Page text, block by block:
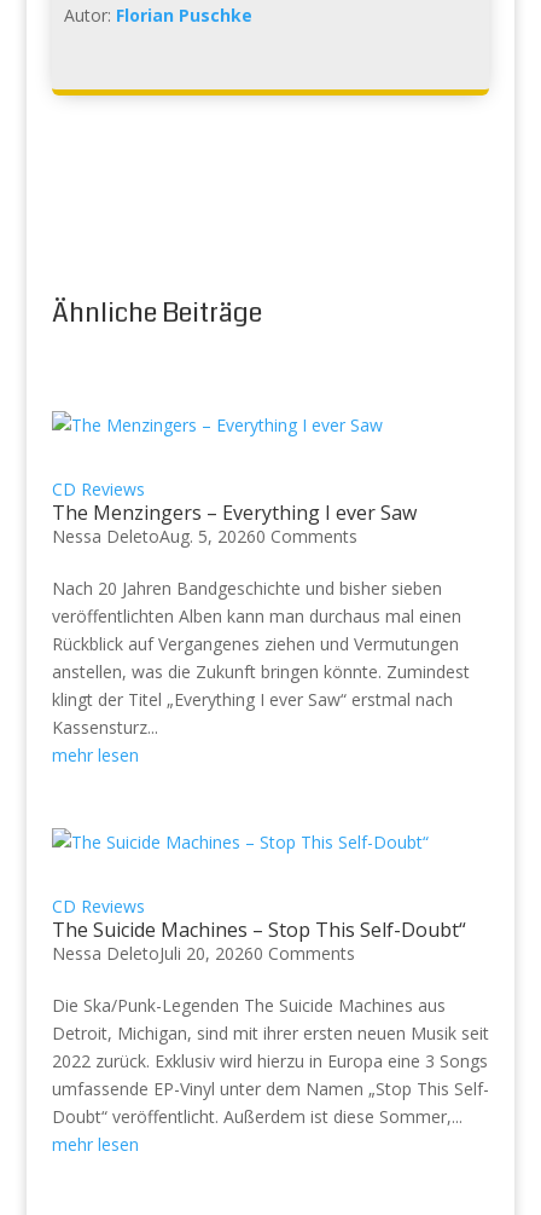
Autor: Florian Puschke
Ähnliche Beiträge
CD Reviews
The Menzingers – Everything I ever Saw
Nessa DeletoAug. 5, 20260 Comments
Nach 20 Jahren Bandgeschichte und bisher sieben
veröffentlichten Alben kann man durchaus mal einen
Rückblick auf Vergangenes ziehen und Vermutungen
anstellen, was die Zukunft bringen könnte. Zumindest
klingt der Titel „Everything I ever Saw“ erstmal nach
Kassensturz...
mehr lesen
CD Reviews
The Suicide Machines – Stop This Self-Doubt“
Nessa DeletoJuli 20, 20260 Comments
Die Ska/Punk-Legenden The Suicide Machines aus
Detroit, Michigan, sind mit ihrer ersten neuen Musik seit
2022 zurück. Exklusiv wird hierzu in Europa eine 3 Songs
umfassende EP-Vinyl unter dem Namen „Stop This Self-
Doubt“ veröffentlicht. Außerdem ist diese Sommer,...
mehr lesen